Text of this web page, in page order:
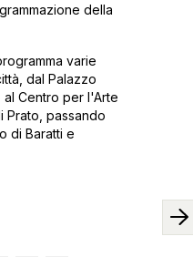
della
varie
dal Palazzo
Centro per l'Arte
Prato, passando
di Baratti e